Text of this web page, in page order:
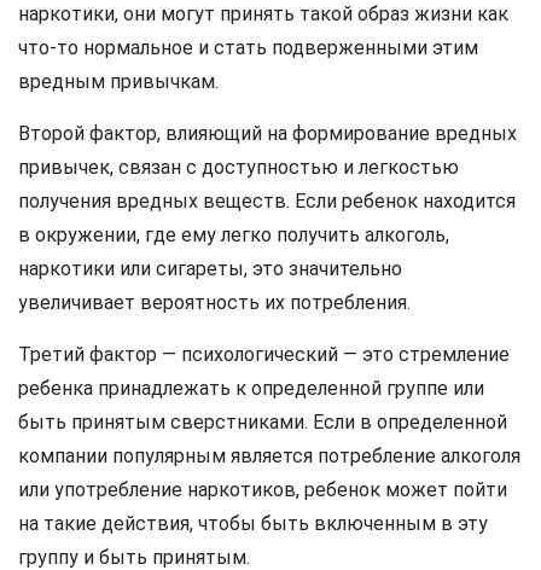
наркотики, они могут принять такой образ жизни как
что-то нормальное и стать подверженными этим
вредным привычкам.
Второй фактор, влияющий на формирование вредных
привычек, связан с доступностью и легкостью
получения вредных веществ. Если ребенок находится
в окружении, где ему легко получить алкоголь,
наркотики или сигареты, это значительно
увеличивает вероятность их потребления.
Третий фактор — психологический — это стремление
ребенка принадлежать к определенной группе или
быть принятым сверстниками. Если в определенной
компании популярным является потребление алкоголя
или употребление наркотиков, ребенок может пойти
на такие действия, чтобы быть включенным в эту
группу и быть принятым.